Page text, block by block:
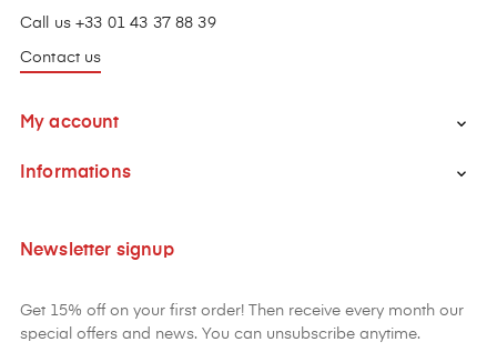
Call us +33 01 43 37 88 39
Contact us
My account 
Informations 
Newsletter signup
Get 15% off on your first order! Then receive every month our
special offers and news. You can unsubscribe anytime.